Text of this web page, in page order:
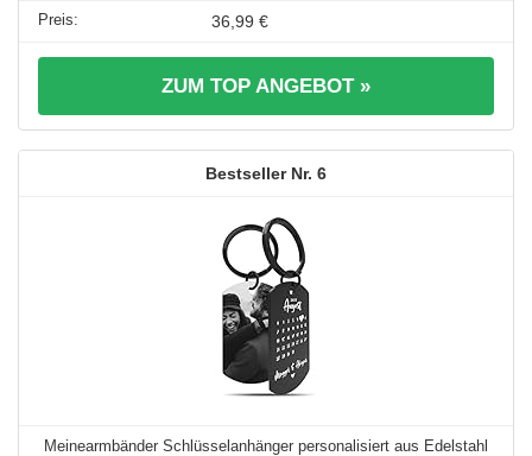
36,99 €
ZUM TOP ANGEBOT »
6
Meinearmbänder Schlüsselanhänger personalisiert aus Edelstahl